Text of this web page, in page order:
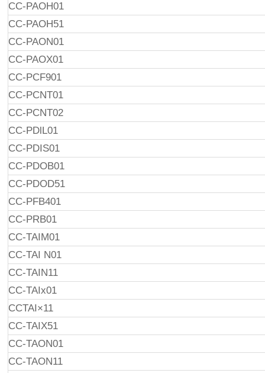
CC-PAOH01
CC-PAOH51
CC-PAON01
CC-PAOX01
CC-PCF901
CC-PCNT01
CC-PCNT02
CC-PDlL01
CC-PDIS01
CC-PDOB01
CC-PDOD51
CC-PFB401
CC-PRB01
CC-TAIM01
CC-TAI N01
CC-TAIN11
CC-TAIx01
CCTAI×11
CC-TAIX51
CC-TAON01
CC-TAON11